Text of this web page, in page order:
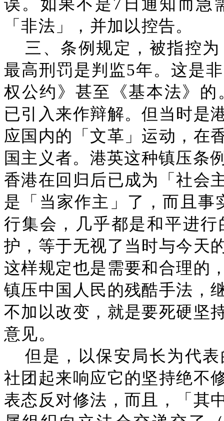
误。如果不是7日通知而急
「非法」，并加以控告。
三、条例规定，被指控
最高刑罚是判监5年。这是
权公约》甚至《基本法》
已引入来作辩解。但当时是
应国内的「文革」运动，在
国主义者。港英这种镇压条
香港在回归后已成为「社会
是「当家作主」了，而且事
行集会，几乎都是和平进
护，等于无视了当时与今天
这样规定也是需要和合理的
镇压中国人民的残酷手法，
不加以改变，就是要死硬坚
意见。
但是，以保安局长为代
社团起来响应它的坚持绝不
表态反对修法，而且，「其